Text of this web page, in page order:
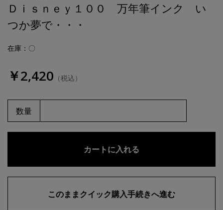
Ｄｉｓｎｅｙ１００ 万年筆インク い
つか夢で・・・
在庫：〇
￥2,420 （税込）
数量